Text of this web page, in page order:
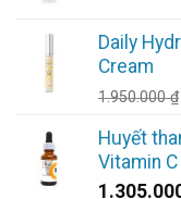
Daily
Cream
1.950.000₫
Huyết
Vitamin